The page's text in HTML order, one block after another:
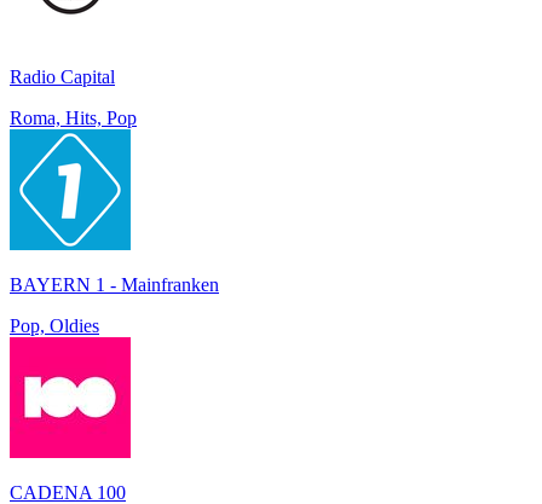
Radio Capital
Roma, Hits, Pop
BAYERN 1 - Mainfranken
Pop, Oldies
CADENA 100